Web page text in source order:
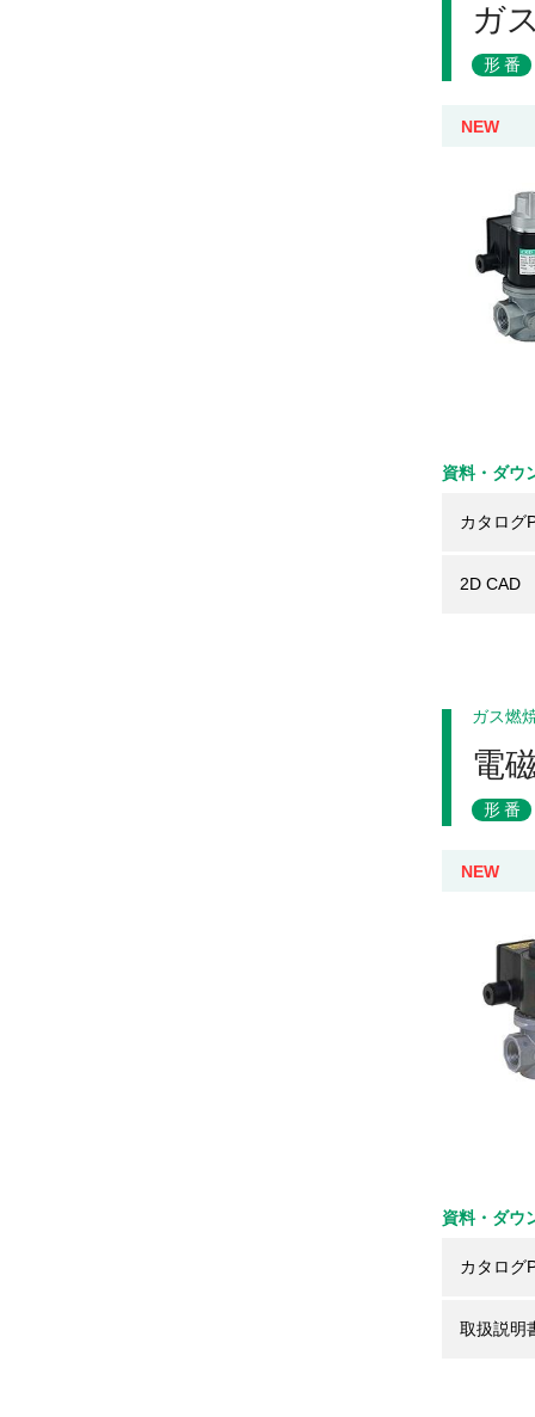
ガ
形番
NEW
資料・ダウ
カタログ
2D CAD
ガス燃
電
形番
NEW
資料・ダウ
カタログ
取扱説明